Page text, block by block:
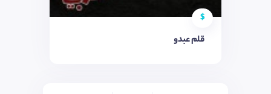
$
قلم عبدو